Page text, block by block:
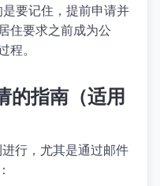
要记住，提前申请并
住要求之前成为公
。
的指南（适用
行，尤其是通过邮件